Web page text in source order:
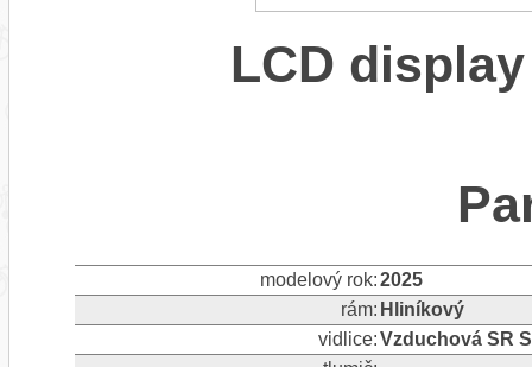
LCD
modelový rok:2025
rám: Hliníkový
vidlice:Vzduchová SR